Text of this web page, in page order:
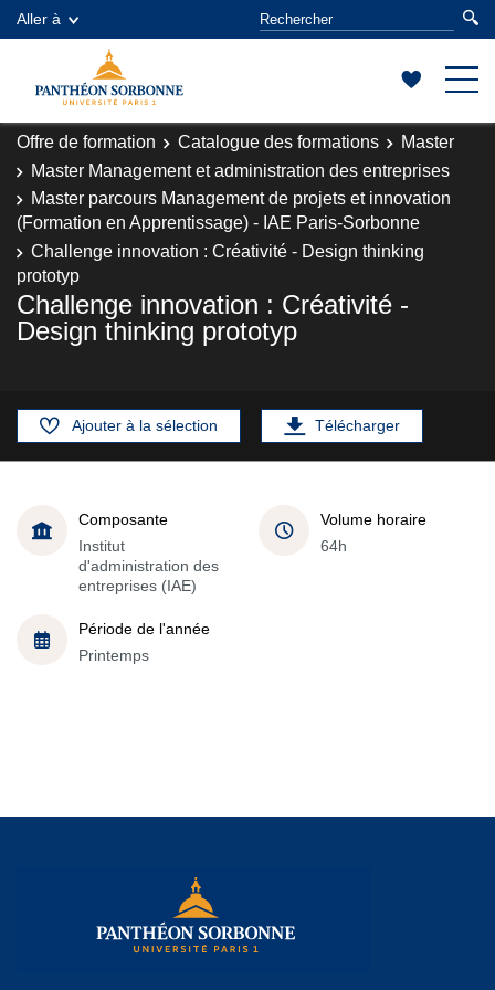
Aller à
Offre de formation Catalogue des formations
Master
Master Management et administration des entreprises
Master parcours Management de projets et innovation
(Formation en Apprentissage) - IAE Paris-Sorbonne
Challenge innovation : Créativité - Design thinking
prototyp
Challenge innovation : Créativité -
Design thinking prototyp
Ajouter à la sélection Télécharger
Composante
Institut
d'administration des
entreprises (IAE)
Volume horaire
64h
Période de l'année
Printemps